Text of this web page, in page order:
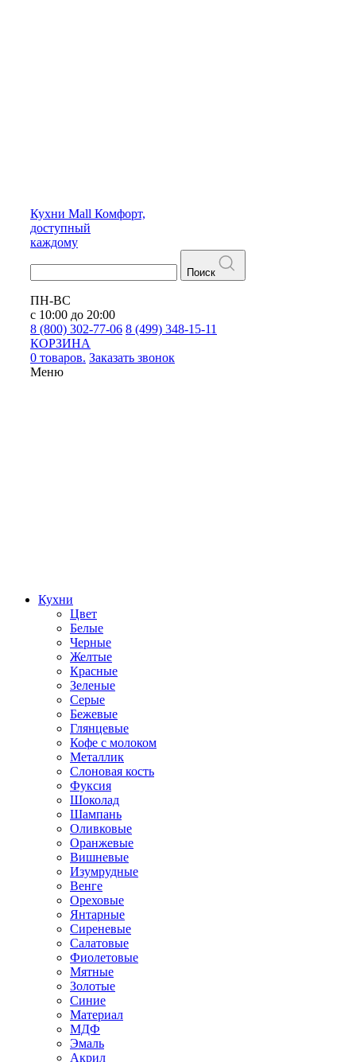
Кухни Mall Комфорт,
доступный
каждому
Поиск
ПН-ВС
с 10:00 до 20:00
8 (800) 302-77-06 8 (499) 348-15-11
КОРЗИНА
0 товаров. Заказать звонок
Меню
Кухни
Цвет
Белые
Черные
Желтые
Красные
Зеленые
Серые
Бежевые
Глянцевые
Кофе с молоком
Металлик
Слоновая кость
Фуксия
Шоколад
Шампань
Оливковые
Оранжевые
Вишневые
Изумрудные
Венге
Ореховые
Янтарные
Сиреневые
Салатовые
Фиолетовые
Мятные
Золотые
Синие
Материал
МДФ
Эмаль
Акрил